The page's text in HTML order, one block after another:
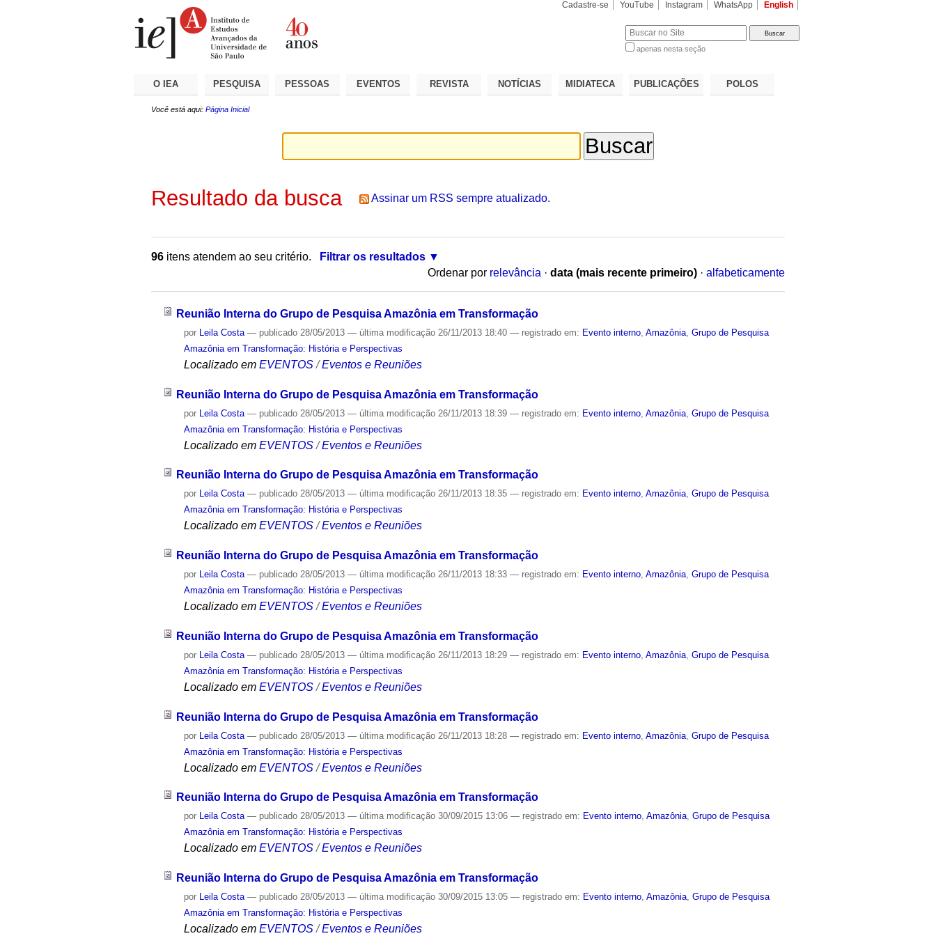
Cadastre-se YouTube Instagram WhatsApp English
apenas nesta seção
O IEA PESQUISA PESSOAS EVENTOS REVISTA NOTÍCIAS MIDIATECA PUBLICAÇÕES POLOS
Você está aqui: Página Inicial
Resultado da busca Assinar um RSS sempre atualizado.
96 itens atendem ao seu critério.
Filtrar os resultados
Ordenar por relevância · data (mais recente primeiro) · alfabeticamente
Reunião Interna do Grupo de Pesquisa Amazônia em Transformação
por Leila Costa — publicado 28/05/2013— última modificação 26/11/2013 18:40— registrado em: Evento interno ,Amazônia ,Grupo de Pesquisa
Amazônia em Transformação: História e Perspectivas
Localizado em EVENTOS /Eventos e Reuniões
Reunião Interna do Grupo de Pesquisa Amazônia em Transformação
por Leila Costa — publicado 28/05/2013— última modificação 26/11/2013 18:39— registrado em: Evento interno ,Amazônia ,Grupo de Pesquisa
Amazônia em Transformação: História e Perspectivas
Localizado em EVENTOS /Eventos e Reuniões
Reunião Interna do Grupo de Pesquisa Amazônia em Transformação
por Leila Costa — publicado 28/05/2013— última modificação 26/11/2013 18:35— registrado em: Evento interno,Amazônia,Grupo de Pesquisa
Amazônia em Transformação: História e Perspectivas
Localizado em EVENTOS /Eventos e Reuniões
Reunião Interna do Grupo de Pesquisa Amazônia em Transformação
por Leila Costa — publicado 28/05/2013— última modificação 26/11/2013 18:33— registrado em: Evento interno,Amazônia,Grupo de Pesquisa
Amazônia em Transformação: História e Perspectivas
Localizado em EVENTOS /Eventos e Reuniões
Reunião Interna do Grupo de Pesquisa Amazônia em Transformação
por Leila Costa — publicado 28/05/2013— última modificação 26/11/2013 18:29— registrado em: Evento interno ,Amazônia ,Grupo de Pesquisa
Amazônia em Transformação: História e Perspectivas
Localizado em EVENTOS /Eventos e Reuniões
Reunião Interna do Grupo de Pesquisa Amazônia em Transformação
por Leila Costa — publicado 28/05/2013— última modificação 26/11/2013 18:28— registrado em: Evento interno ,Amazônia ,Grupo de Pesquisa
Amazônia em Transformação: História e Perspectivas
Localizado em EVENTOS /Eventos e Reuniões
Reunião Interna do Grupo de Pesquisa Amazônia em Transformação
por Leila Costa — publicado 28/05/2013— última modificação 30/09/2015 13:06— registrado em: Evento interno,Amazônia,Grupo de Pesquisa
Amazônia em Transformação: História e Perspectivas
Localizado em EVENTOS /Eventos e Reuniões
Reunião Interna do Grupo de Pesquisa Amazônia em Transformação
por Leila Costa — publicado 28/05/2013— última modificação 30/09/2015 13:05— registrado em: Evento interno ,Amazônia ,Grupo de Pesquisa
Amazônia em Transformação: História e Perspectivas
Localizado em EVENTOS /Eventos e Reuniões